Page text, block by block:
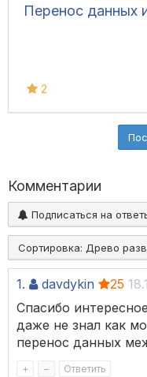
Перенос данных
2
Комментарии
Подписаться на
Сортировка: Древо
1. davdykin 25
Спасибо
даже не знал как
перенос данных
+ – Ответить